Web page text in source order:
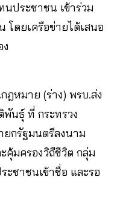
นประชาชน เข้าร่วม
โดยเครือข่ายได้เสนอ
หมาย (ร่าง) พรบ.ส่ง
พันธุ์ ที่ กระทรวง
ยกรัฐมนตรีลงนาม
คุ้มครองวิถีชีวิต กลุ่ม
ชาชนเข้าชื่อ และรอ